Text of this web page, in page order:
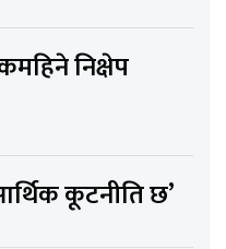
निक्षेप
कूटनीति छ’